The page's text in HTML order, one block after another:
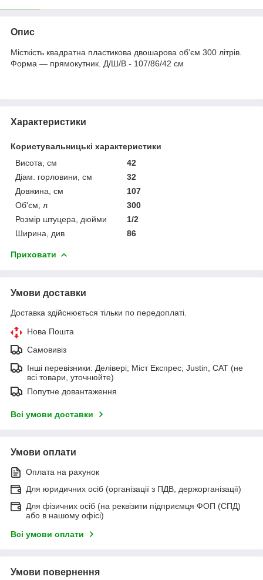
Опис
Місткість квадратна пластикова двошарова об'єм 300 літрів.
Форма — прямокутник. Д/Ш/В - 107/86/42 см
Характеристики
Користувальницькі характеристики
Висота, см
42
Діам. горловини, см
32
Довжина, см
107
Об'єм, л
300
Розмір штуцера, дюйми
1/2
Ширина, див
86
Приховати
Умови доставки
Доставка здійснюється тільки по передоплаті.
Нова Пошта
Самовивіз
Інші перевізники: Делівері; Міст Експрес; Justin, САТ (не
всі товари, уточнюйте)
Попутне довантаження
Всі умови доставки
Умови оплати
Оплата на рахунок
Для юридичних осіб (організації з ПДВ, держорганізації)
Для фізичних осіб (на реквізити підприємця ФОП (СПД)
або в нашому офісі)
Всі умови оплати
Умови повернення